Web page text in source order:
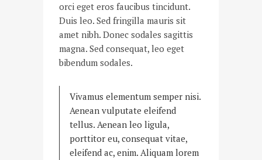
orci eget eros faucibus tincidunt.
Duis leo. Sed fringilla mauris sit
amet nibh. Donec sodales sagittis
magna. Sed consequat, leo eget
bibendum sodales.
Vivamus elementum semper nisi.
Aenean vulputate eleifend
tellus. Aenean leo ligula,
porttitor eu, consequat vitae,
eleifend ac, enim. Aliquam lorem